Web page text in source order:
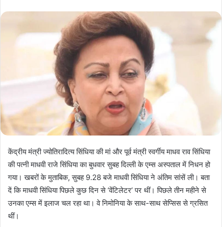
केंद्रीय मंत्री ज्योतिरादित्य सिंधिया की मां और पूर्व मंत्री स्वर्गीय माधव राव सिंधिया
की पत्नी माधवी राजे सिंधिया का बुधवार सुबह दिल्ली के एम्स अस्पताल में निधन हो
गया। खबरों के मुताबिक, सुबह 9.28 बजे माधवी सिंधिया ने अंतिम सांसें ली। बता
दें कि माधवी सिंधिया पिछले कुछ दिन से ‘वेंटिलेटर’ पर थीं। पिछले तीन महीने से
उनका एम्स में इलाज चल रहा था। वे निमोनिया के साथ-साथ सेप्सिस से ग्रसित
थीं।